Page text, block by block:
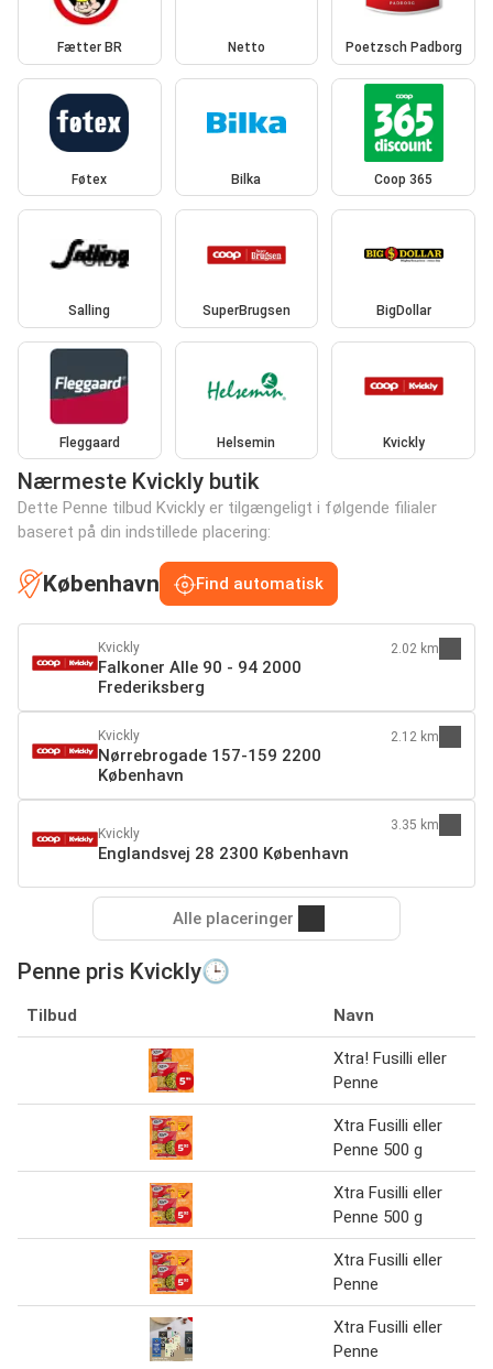
Fætter BR Netto Poetzsch Padborg
Føtex Bilka Coop 365
Salling SuperBrugsen BigDollar
Fleggaard Helsemin Kvickly
Nærmeste Kvickly butik
Dette Penne tilbud Kvickly er tilgængeligt i følgende filialer
baseret på din indstillede placering:
København Find automatisk
Kvickly
Falkoner Alle 90 - 94 2000
Frederiksberg
2.02 km
Kvickly
Nørrebrogade 157-159 2200
København
2.12 km
Kvickly
Englandsvej 28 2300 København
3.35 km
Alle placeringer
Penne pris Kvickly🕒
Tilbud Navn
Xtra! Fusilli eller
Penne
Xtra Fusilli eller
Penne 500 g
Xtra Fusilli eller
Penne 500 g
Xtra Fusilli eller
Penne
Xtra Fusilli eller
Penne